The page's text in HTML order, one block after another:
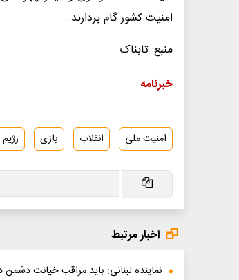
امنیت کشور گام بردارند.
منبع: تابناک
خبرنامه
امنیت ملی انقلاب بازی
اخبار مرتبط
نماینده لبنانی: باید مراقب خیانت